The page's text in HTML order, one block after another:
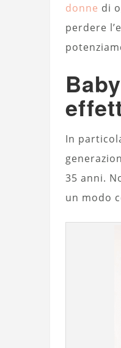
donne di
perdere
In
35 anni.
un modo